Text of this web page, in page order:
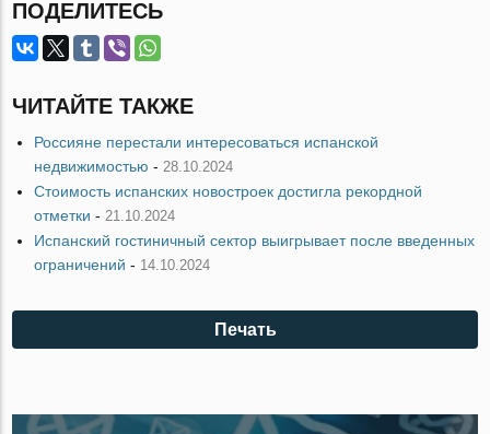
ПОДЕЛИТЕСЬ
ЧИТАЙТЕ ТАКЖЕ
Россияне перестали интересоваться испанской
недвижимостью - 28.10.2024
Стоимость испанских новостроек достигла рекордной
отметки - 21.10.2024
Испанский гостиничный сектор выигрывает после введенных
ограничений - 14.10.2024
Печать